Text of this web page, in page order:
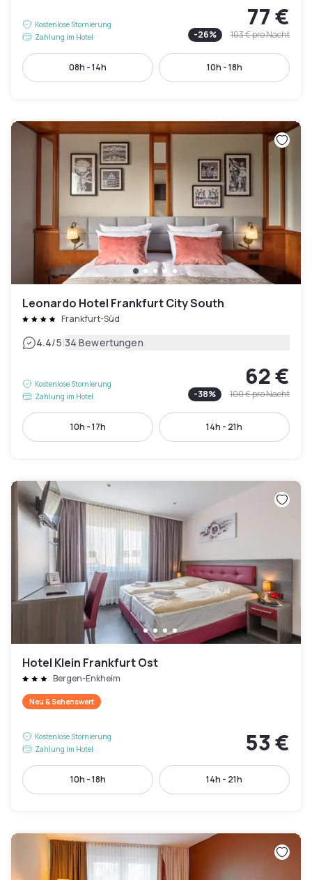
Kostenlose Stornierung
Zahlung im Hotel
77 €
-26% 103 €pro Nacht
08h - 14h 10h - 18h
Leonardo Hotel Frankfurt City South
Frankfurt-Süd
4.4/5|34 Bewertungen
Kostenlose Stornierung
Zahlung im Hotel
62 €
-38% 100 €pro Nacht
10h - 17h 14h - 21h
Hotel Klein Frankfurt Ost
Bergen-Enkheim
Neu & Sehenswert
Kostenlose Stornierung
Zahlung im Hotel
53 €
10h - 18h 14h - 21h